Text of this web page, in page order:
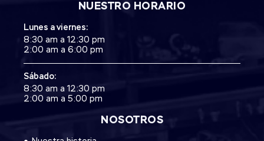
NOSOTROS
NUESTRO HORARIO
Lunes a viernes:
8:30 am a 12:30 pm
2:00 am a 6:00 pm
Sábado:
8:30 am a 12:30 pm
2:00 am a 5:00 pm